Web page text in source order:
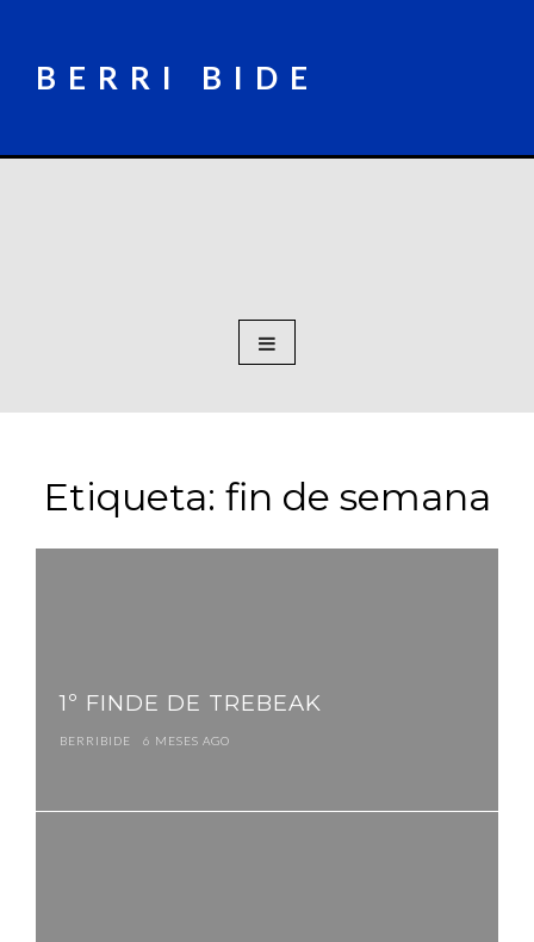
BERRI BIDE
Etiqueta: fin de semana
1º FINDE DE TREBEAK
BERRIBIDE 6 MESES AGO